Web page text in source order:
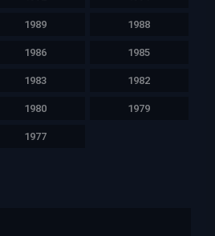
1989 1988
1986 1985
1983 1982
1980 1979
1977